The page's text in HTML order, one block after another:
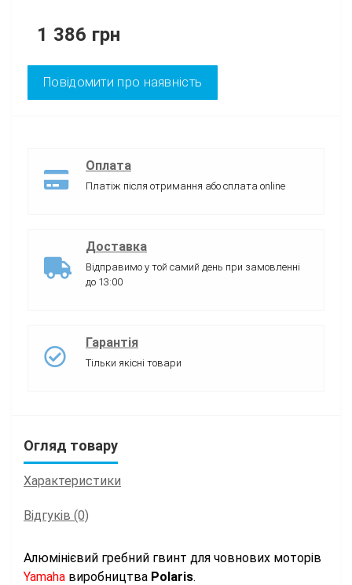
1 386 грн
Повідомити про наявність
Оплата
Платіж після отримання або сплата online
Доставка
Відправимо у той самий день при замовленні
до 13:00
Гарантія
Тільки якісні товари
Огляд товару
Характеристики
Відгуків (0)
Алюмінієвий гребний гвинт для човнових моторів
Yamaha виробництва Polaris.